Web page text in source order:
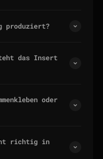
produziert?
das Insert
oder
richtig in